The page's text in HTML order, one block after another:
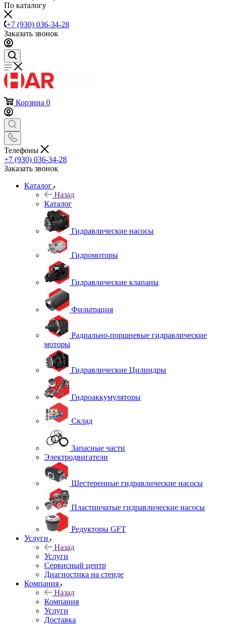
По каталогу
+7 (930) 036-34-28
Заказать звонок
Корзина 0
Телефоны
+7 (930) 036-34-28
Заказать звонок
Каталог
Назад
Каталог
Гидравлические насосы
Гидромоторы
Гидравлические клапаны
Фильтрация
Радиально-поршневые гидравлические
моторы
Гидравлические Цилиндры
Гидроаккумуляторы
Склад
Запасные части
Электродвигатели
Шестеренные гидравлические насосы
Пластинчатые гидравлические насосы
Редукторы GFT
Услуги
Назад
Услуги
Сервисный центр
Диагностика на стенде
Компания
Назад
Компания
Услуги
Доставка